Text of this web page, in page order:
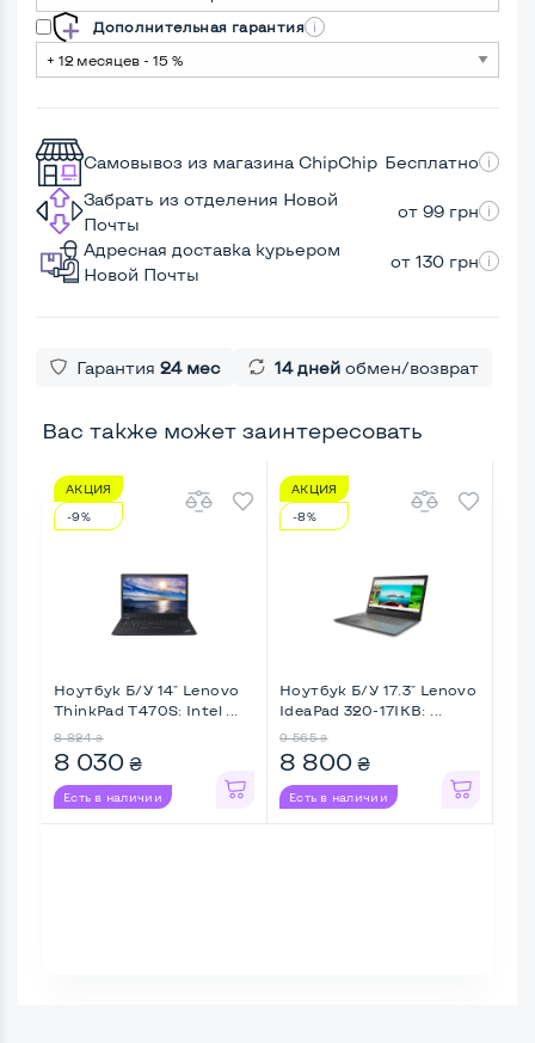
Дополнительная гарантия
Самовывоз из магазина ChipChip Бесплатно
Забрать из отделения Новой
Почты
от 99 грн
Адресная доставка курьером
Новой Почты
от 130 грн
Гарантия 24 мес 14 дней обмен/возврат
Вас также может заинтересовать
АКЦИЯ
-9%
Ноутбук Б/У 14" Lenovo
ThinkPad T470S: Intel ...
8 824 ₴
8 030 ₴
Есть в наличии
АКЦИЯ
-8%
Ноутбук Б/У 17.3" Lenovo
IdeaPad 320-17IKB: ...
9 565 ₴
8 800 ₴
Есть в наличии